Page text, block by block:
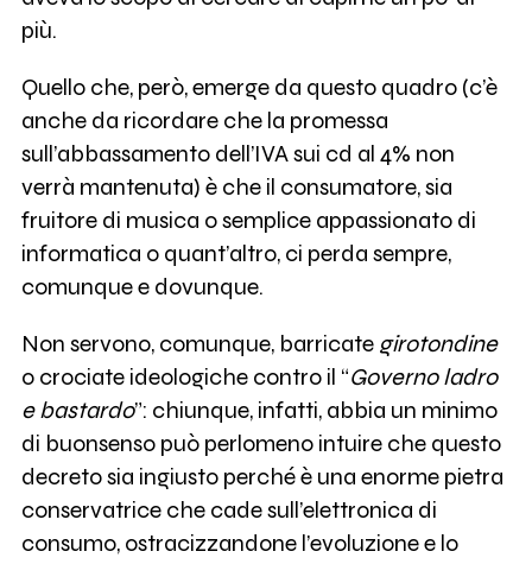
più.
Quello che, però, emerge da questo quadro (c’è
anche da ricordare che la promessa
sull’abbassamento dell’IVA sui cd al 4% non
verrà mantenuta) è che il consumatore, sia
fruitore di musica o semplice appassionato di
informatica o quant’altro, ci perda sempre,
comunque e dovunque.
Non servono, comunque, barricate girotondine
o crociate ideologiche contro il “Governo ladro
e bastardo”: chiunque, infatti, abbia un minimo
di buonsenso può perlomeno intuire che questo
decreto sia ingiusto perché è una enorme pietra
conservatrice che cade sull’elettronica di
consumo, ostracizzandone l’evoluzione e lo